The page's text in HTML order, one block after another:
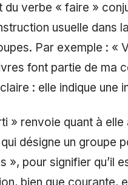
verbe « faire »
usuelle dans
Par exemple : «
font partie de ma
: elle indique une
» renvoie quant à
désigne un groupe
pour signifier qu’il